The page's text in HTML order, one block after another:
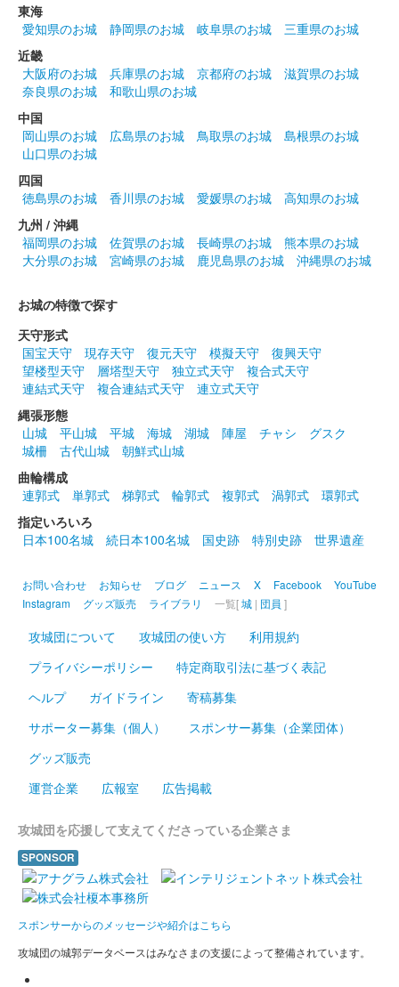
販売終了
沼田城跡 御城印 城の日
沼田城跡 御城印
販売終了
沼田城跡 御城印 昭和百年 四月版
販売終了
沼田城址 御城印 春分の日
販売終了
沼田城跡 御城印
販売終了
販売終了
沼田城跡 御城印 昭和百年 三月版
販売終了
沼田城址 御城印
沼田城跡 御城印
販売終了
沼田城跡 御城印
東海
愛知県のお城
静岡県のお城 岐阜県のお城
三重県のお城
近畿
大阪府のお城
兵庫県のお城 京都府のお城
滋賀県のお城
奈良県のお城
和歌山県のお城
中国
岡山県のお城
広島県のお城 鳥取県のお城
島根県のお城
山口県のお城
四国
徳島県のお城
香川県のお城 愛媛県のお城
高知県のお城
九州 / 沖縄
福岡県のお城
佐賀県のお城 長崎県のお城
熊本県のお城
大分県のお城
宮崎県のお城 鹿児島県のお城 沖縄県のお城
お城の特徴で探す
天守形式
国宝天守
現存天守 復元天守 模擬天守
復興天守
望楼型天守
層塔型天守 独立式天守
複合式天守
連結式天守
複合連結式天守
連立式天守
縄張形態
山城
平山城 平城 海城 湖城 陣屋 チャシ
グスク
城柵
古代山城
朝鮮式山城
曲輪構成
連郭式
単郭式 梯郭式 輪郭式 複郭式 渦郭式
環郭式
指定いろいろ
日本100名城
続日本100名城 国史跡 特別史跡 世界遺産
お問い合わせ お知らせ ブログ ニュース X Facebook
YouTube
Instagram
グッズ販売 ライブラリ 一覧[城 | 団員 ]
攻城団について 攻城団の使い方
利用規約
プライバシーポリシー
特定商取引法に基づく表記
ヘルプ
ガイドライン
寄稿募集
サポーター募集（個人）
スポンサー募集（企業団体）
グッズ販売
運営企業
広報室 広告掲載
攻城団を応援して支えてくださっている企業さま
SPONSOR
スポンサーからのメッセージや紹介はこちら
攻城団の城郭データベースはみなさまの支援によって整備されています。